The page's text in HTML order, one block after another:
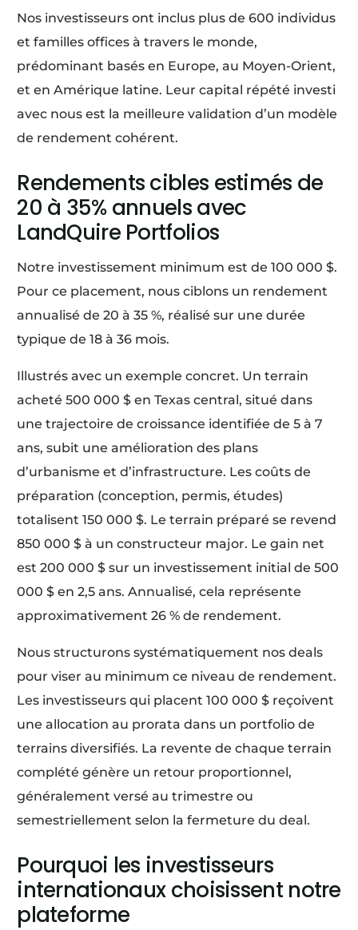
Nos investisseurs ont inclus plus de 600 individus
et familles offices à travers le monde,
prédominant basés en Europe, au Moyen-Orient,
et en Amérique latine. Leur capital répété investi
avec nous est la meilleure validation d’un modèle
de rendement cohérent.
Rendements cibles estimés de
20 à 35% annuels avec
LandQuire Portfolios
Notre investissement minimum est de 100 000 $.
Pour ce placement, nous ciblons un rendement
annualisé de 20 à 35 %, réalisé sur une durée
typique de 18 à 36 mois.
Illustrés avec un exemple concret. Un terrain
acheté 500 000 $ en Texas central, situé dans
une trajectoire de croissance identifiée de 5 à 7
ans, subit une amélioration des plans
d’urbanisme et d’infrastructure. Les coûts de
préparation (conception, permis, études)
totalisent 150 000 $. Le terrain préparé se revend
850 000 $ à un constructeur major. Le gain net
est 200 000 $ sur un investissement initial de 500
000 $ en 2,5 ans. Annualisé, cela représente
approximativement 26 % de rendement.
Nous structurons systématiquement nos deals
pour viser au minimum ce niveau de rendement.
Les investisseurs qui placent 100 000 $ reçoivent
une allocation au prorata dans un portfolio de
terrains diversifiés. La revente de chaque terrain
complété génère un retour proportionnel,
généralement versé au trimestre ou
semestriellement selon la fermeture du deal.
Pourquoi les investisseurs
internationaux choisissent notre
plateforme